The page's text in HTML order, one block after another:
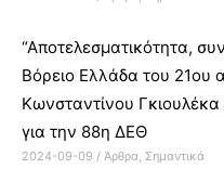
“Αποτελεσματικότητα,
Βόρειο Ελλάδα του
Κωνσταντίνου
για την 88η ΔΕΘ
2024-09-09 / Άρθρα, Σημαντικά